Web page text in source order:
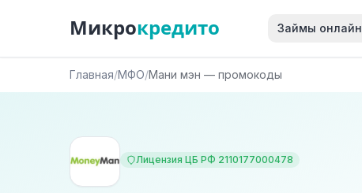
Микрокредито Займы онлайн
Главная/МФО/Мани мэн — промокоды
Лицензия ЦБ РФ 2110177000478